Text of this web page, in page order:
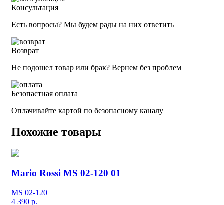
Консультация
Есть вопросы? Мы будем рады на них ответить
Возврат
Не подошел товар или брак? Вернем без проблем
Безопастная оплата
Оплачивайте картой по безопасному каналу
Похожие товары
Mario Rossi MS 02-120 01
MS 02-120
4 390 р.